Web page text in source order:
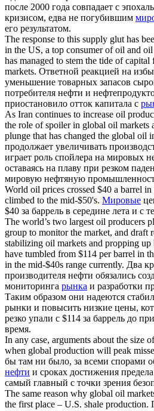
после 2000 года совпадает с
кризисом, едва не погубившим
его результатом.
The response to this supply glut has
in the US, a top consumer of oil and
has managed to stem the tide of
markets. Ответной реакцией на
уменьшение товарных запасов
потребителя нефти и
приостановило отток капитала с
As Iran continues to increase oil
the role of spoiler in global oil markets
plunge that has changed the global oil
продолжает увеличивать
играет роль спойлера на мировых
оставаясь на плаву при резком
мировую нефтяную
World oil prices crossed $40 a barrel
climbed to the mid-$50's. Мировые
$40 за баррель в середине лета и с
The world’s two largest oil producers
group to monitor the market, and draft
stabilizing oil markets and propping up
have tumbled from $114 per barrel in
in the mid-$40s range currently. Два
производителя нефти обязались
мониторинга рынка и разработки
Таким образом они надеются
рынки и повысить низкие цены,
резко упали с $114 за баррель до
время.
In any case, arguments about the size
when global production will peak
бы там ни было, за всеми спорами
нефти и сроках достижения
самый главный с точки зрения
The same reason why global oil
the first place – U.S. shale production.